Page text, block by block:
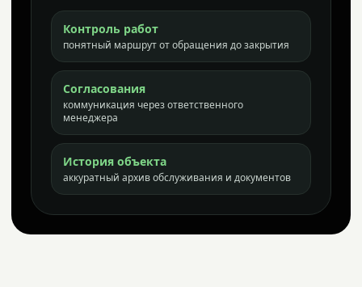
Контроль работ
понятный маршрут от обращения до закрытия
Согласования
коммуникация через ответственного
менеджера
История объекта
аккуратный архив обслуживания и документов